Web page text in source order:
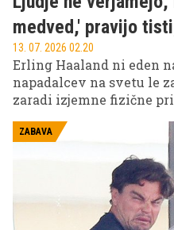
medved,' pravijo
13. 07. 2026 02.20
Erling Haaland ni eden
napadalcev na svetu le
zaradi izjemne fizične
navdušuje nogometne
pa potrebuje tudi
ZABAVA